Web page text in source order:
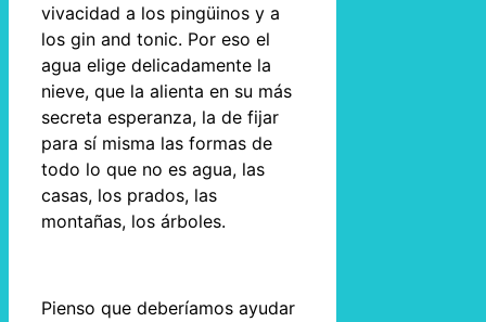
vivacidad a los pingüinos y a
los gin and tonic. Por eso el
agua elige delicadamente la
nieve, que la alienta en su más
secreta esperanza, la de fijar
para sí misma las formas de
todo lo que no es agua, las
casas, los prados, las
montañas, los árboles.
Pienso que deberíamos ayudar